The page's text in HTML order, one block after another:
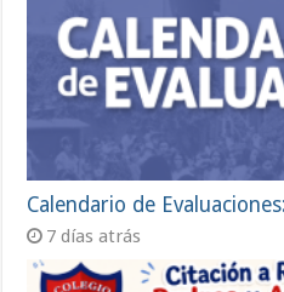
Calendario de
7 días atrás